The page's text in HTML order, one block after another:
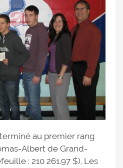
au premier rang
Albert de Grand-
: 210 261.97 $). Les